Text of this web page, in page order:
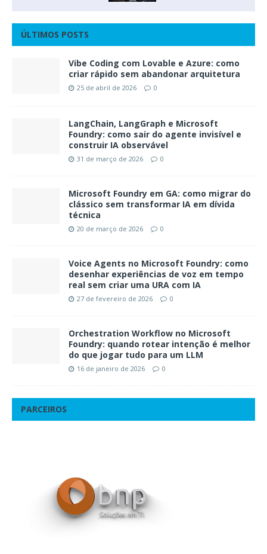
ÚLTIMOS POSTS
Vibe Coding com Lovable e Azure: como
criar rápido sem abandonar arquitetura
25 de abril de 2026 0
LangChain, LangGraph e Microsoft
Foundry: como sair do agente invisível e
construir IA observável
31 de março de 2026 0
Microsoft Foundry em GA: como migrar do
clássico sem transformar IA em dívida
técnica
20 de março de 2026 0
Voice Agents no Microsoft Foundry: como
desenhar experiências de voz em tempo
real sem criar uma URA com IA
27 de fevereiro de 2026 0
Orchestration Workflow no Microsoft
Foundry: quando rotear intenção é melhor
do que jogar tudo para um LLM
16 de janeiro de 2026 0
PARCEIROS